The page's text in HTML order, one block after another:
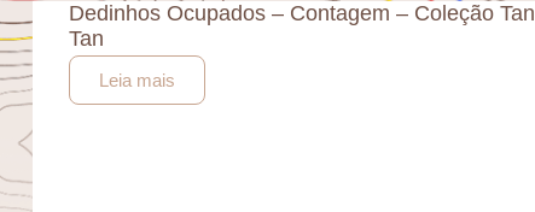
Dedinhos Ocupados – Contagem – Coleção Tan
Tan
Leia mais